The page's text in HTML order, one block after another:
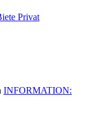
Privat
INFORMATION: